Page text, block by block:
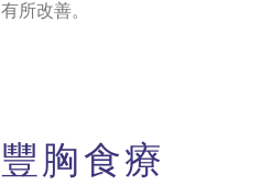
有所改善。
豐胸食療